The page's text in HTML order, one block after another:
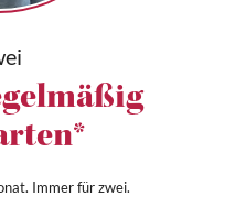
Immer für zwei.